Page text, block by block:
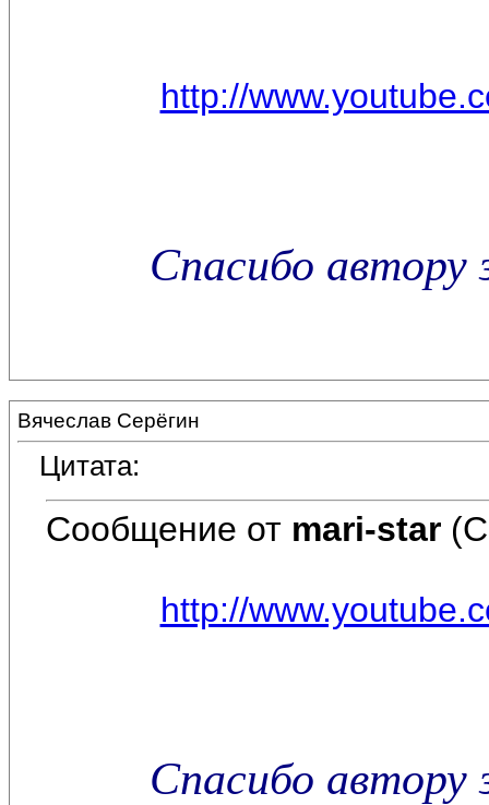
http://
Спасибо автору
Вячеслав Серёгин
Цитата:
Сообщение от mari-star
http://
Спасибо автору